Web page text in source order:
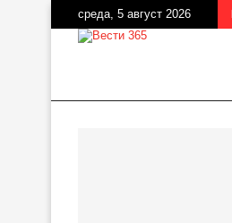
среда, 5 август 2026